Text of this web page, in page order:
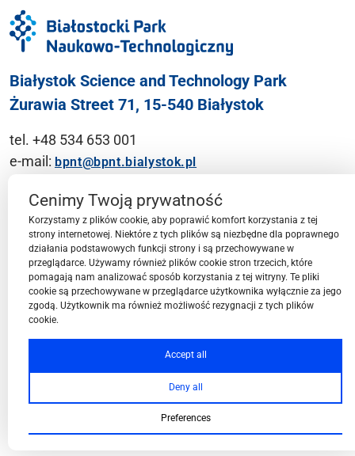
Białystok Science and Technology Park
Żurawia Street 71, 15-540 Białystok
tel. +48 534 653 001
e-mail: bpnt@bpnt.bialystok.pl
Contact
BPN-T Area
BPN-T Offer
Cenimy Twoją prywatność
Korzystamy z plików cookie, aby poprawić komfort korzystania z tej
strony internetowej. Niektóre z tych plików są niezbędne dla poprawnego
działania podstawowych funkcji strony i są przechowywane w
przeglądarce. Używamy również plików cookie stron trzecich, które
pomagają nam analizować sposób korzystania z tej witryny. Te pliki
cookie są przechowywane w przeglądarce użytkownika wyłącznie za jego
zgodą. Użytkownik ma również możliwość rezygnacji z tych plików
cookie.
Accept all
Deny all
Preferences